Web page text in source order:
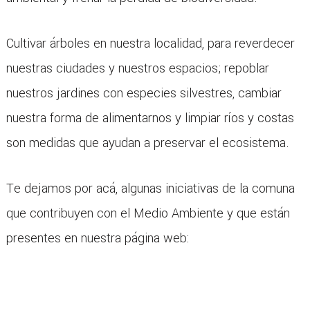
Cultivar árboles en nuestra localidad, para reverdecer
nuestras ciudades y nuestros espacios; repoblar
nuestros jardines con especies silvestres, cambiar
nuestra forma de alimentarnos y limpiar ríos y costas
son medidas que ayudan a preservar el ecosistema.
Te dejamos por acá, algunas iniciativas de la comuna
que contribuyen con el Medio Ambiente y que están
presentes en nuestra página web: